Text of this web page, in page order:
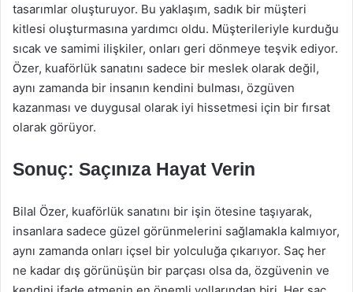
tasarımlar oluşturuyor. Bu yaklaşım, sadık bir müşteri
kitlesi oluşturmasına yardımcı oldu. Müşterileriyle kurduğu
sıcak ve samimi ilişkiler, onları geri dönmeye teşvik ediyor.
Özer, kuaförlük sanatını sadece bir meslek olarak değil,
aynı zamanda bir insanın kendini bulması, özgüven
kazanması ve duygusal olarak iyi hissetmesi için bir fırsat
olarak görüyor.
Sonuç: Saçınıza Hayat Verin
Bilal Özer, kuaförlük sanatını bir işin ötesine taşıyarak,
insanlara sadece güzel görünmelerini sağlamakla kalmıyor,
aynı zamanda onları içsel bir yolculuğa çıkarıyor. Saç her
ne kadar dış görünüşün bir parçası olsa da, özgüvenin ve